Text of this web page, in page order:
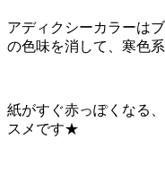
アディクシーカラーは
の色味を消して、寒色
紙がすぐ赤っぽくなる
スメです★